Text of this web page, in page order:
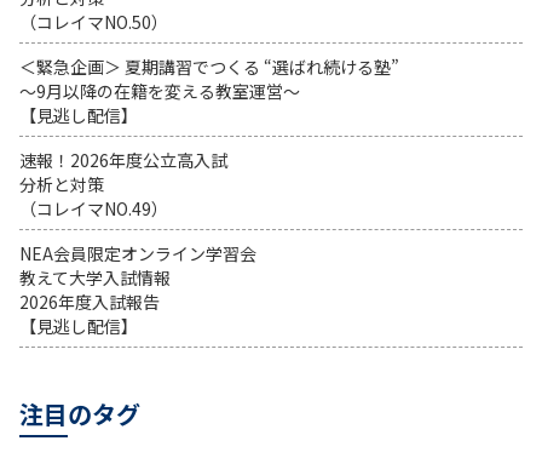
（コレイマNO.50）
＜緊急企画＞ 夏期講習でつくる “選ばれ続ける塾”
～9月以降の在籍を変える教室運営～
【見逃し配信】
速報！2026年度公立高入試
分析と対策
（コレイマNO.49）
NEA会員限定オンライン学習会
教えて大学入試情報
2026年度入試報告
【見逃し配信】
注目のタグ